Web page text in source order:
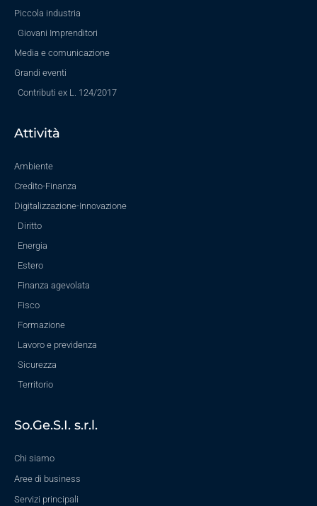
Piccola industria
Giovani Imprenditori
Media e comunicazione
Grandi eventi
Contributi ex L. 124/2017
Attività
Ambiente
Credito-Finanza
Digitalizzazione-Innovazione
Diritto
Energia
Estero
Finanza agevolata
Fisco
Formazione
Lavoro e previdenza
Sicurezza
Territorio
So.Ge.S.I. s.r.l.
Chi siamo
Aree di business
Servizi principali